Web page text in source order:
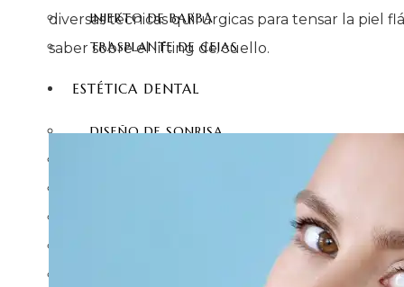
INJERTO DE BARBA
TRASPLANTE DE CEJAS
ESTÉTICA DENTAL
DISEÑO DE SONRISA
diversas técnicas quirúrgicas para tensar la piel
saber sobre el lifting de cuello.